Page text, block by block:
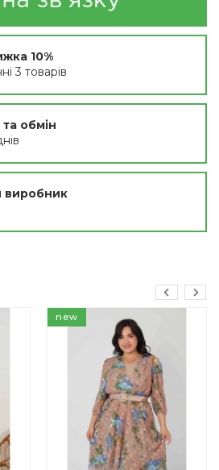
10%
3 товарів
обмін
виробник
new